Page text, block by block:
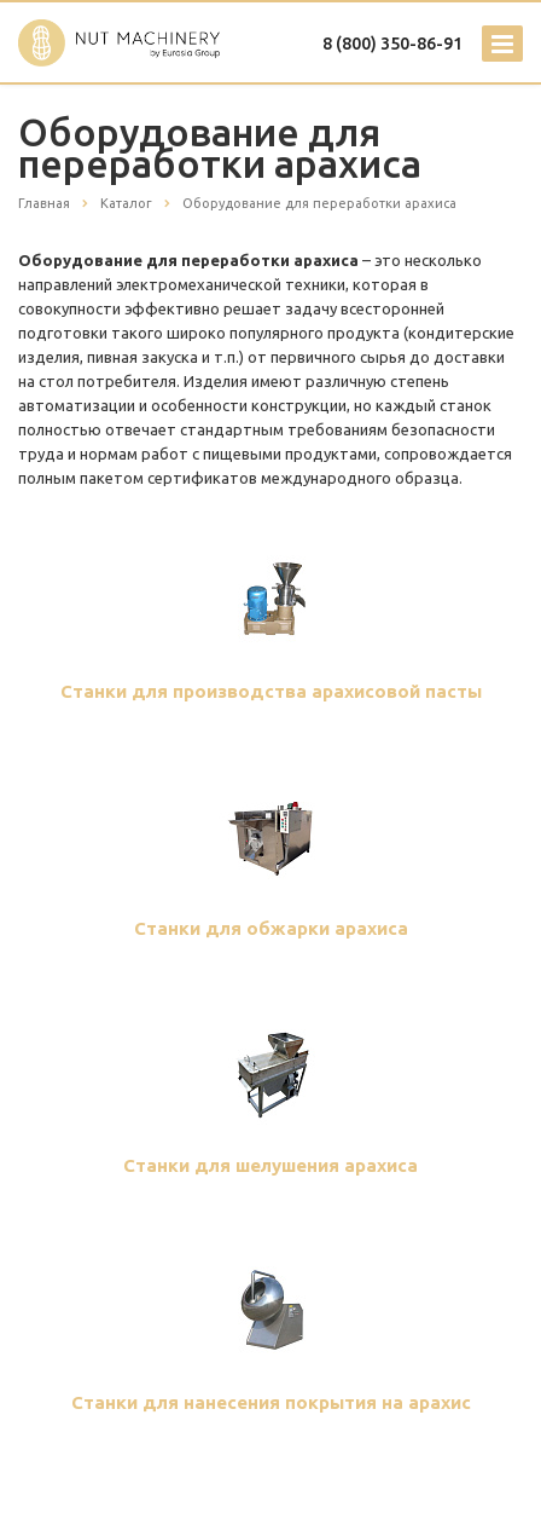
8 (800) 350-86-91
Оборудование для
переработки арахиса
Главная Каталог Оборудование для переработки арахиса
Оборудование для переработки арахиса – это несколько
направлений электромеханической техники, которая в
совокупности эффективно решает задачу всесторонней
подготовки такого широко популярного продукта (кондитерские
изделия, пивная закуска и т.п.) от первичного сырья до доставки
на стол потребителя. Изделия имеют различную степень
автоматизации и особенности конструкции, но каждый станок
полностью отвечает стандартным требованиям безопасности
труда и нормам работ с пищевыми продуктами, сопровождается
полным пакетом сертификатов международного образца.
Станки для производства арахисовой пасты
Станки для обжарки арахиса
Станки для шелушения арахиса
Станки для нанесения покрытия на арахис